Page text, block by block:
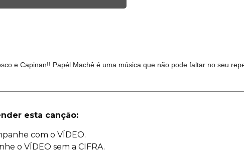
e Capinan!! Papél Machê é uma música que não pode faltar no seu
esta canção:
com o VÍDEO.
o VÍDEO sem a CIFRA.